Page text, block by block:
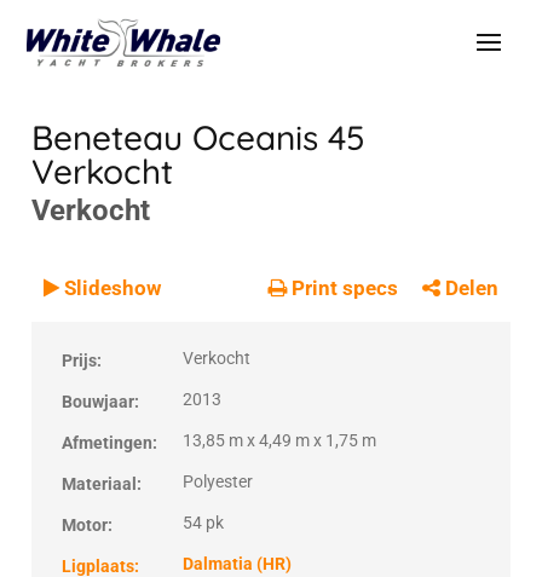
Beneteau Oceanis 45
Verkocht
Verkocht
VERKOCHT
Verkocht
Slideshow Print specs Delen
Prijs: Verkocht
Bouwjaar: 2013
Afmetingen: 13,85 m x 4,49 m x 1,75 m
Materiaal: Polyester
Motor: 54 pk
Ligplaats: Dalmatia (HR)